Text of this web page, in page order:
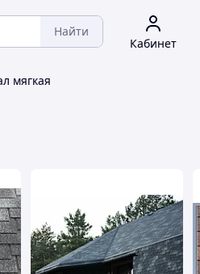
Найти
Кабинет
мягкая